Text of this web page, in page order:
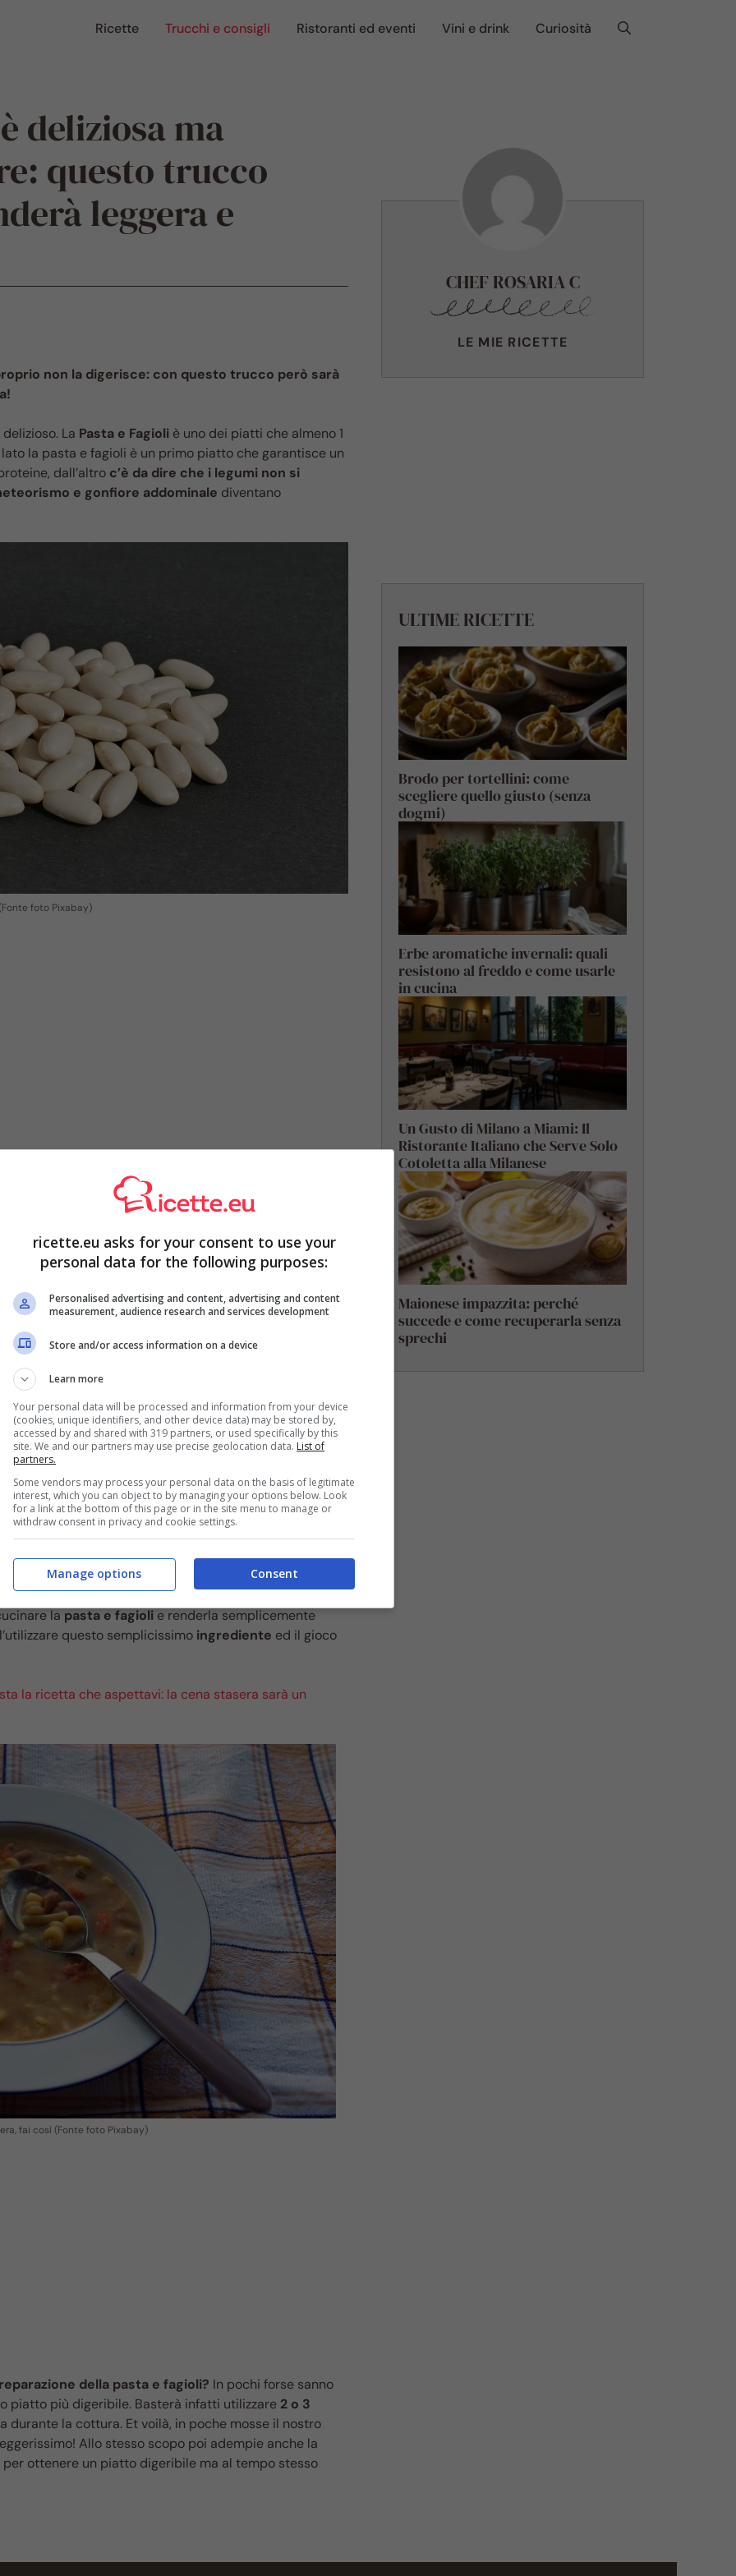
Ricette Trucchi e consigli Ristoranti ed eventi Vini e drink Curiosità
deliziosa ma
questo trucco
leggera e
non la digerisce: con questo trucco però sarà
La Pasta e Fagioli è uno dei piatti che almeno 1
la pasta e fagioli è un primo piatto che garantisce un
dall’altro c’è da dire che i legumi non si
e gonfiore addominale diventano
foto Pixabay)
leggera. Così, tutti potranno mangiarla.
che mai: aggiungi questo ingrediente inaspettato, la
e sarà leggera oltre che deliziosa
po’ facciamo i conti con meteorismo o pancia gonfia, la
abbiamo qui un trucchetto che fa al caso nostro! La
in cucina. Proprio per questo infatti, a proposito di
la pasta e fagioli e renderla semplicemente
questo semplicissimo ingrediente ed il gioco
la ricetta che aspettavi: la cena stasera sarà un
fai così (Fonte foto Pixabay)
della pasta e fagioli? In pochi forse sanno
piatto più digeribile. Basterà infatti utilizzare 2 o 3
durante la cottura. Et voilà, in poche mosse il nostro
Allo stesso scopo poi adempie anche la
ottenere un piatto digeribile ma al tempo stesso
CHEF ROSARIA C
LE MIE RICETTE
ULTIME RICETTE
Brodo per tortellini: come
scegliere quello giusto (senza
dogmi)
Erbe aromatiche invernali: quali
resistono al freddo e come usarle
in cucina
Un Gusto di Milano a Miami: Il
Ristorante Italiano che Serve Solo
Cotoletta alla Milanese
Maionese impazzita: perché
succede e come recuperarla senza
sprechi
ricette.eu asks for your consent to use your
personal data for the following purposes:
Personalised advertising and content, advertising and content
measurement, audience research and services development
Store and/or access information on a device
Learn more
Your personal data will be processed and information from your device
(cookies, unique identifiers, and other device data) may be stored by,
accessed by and shared with 319 partners, or used specifically by this
site. We and our partners may use precise geolocation data. List of
partners.
Some vendors may process your personal data on the basis of legitimate
interest, which you can object to by managing your options below. Look
for a link at the bottom of this page or in the site menu to manage or
withdraw consent in privacy and cookie settings.
Consent
Manage options